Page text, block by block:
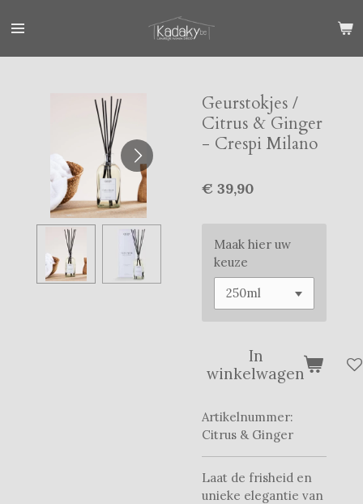
direct
Geurstokjes /
Citrus & Ginger
- Crespi Milano
€ 39,90
Maak hier uw
keuze
In
winkelwagen
Artikelnummer:
Citrus & Ginger
Laat de frisheid en
unieke elegantie van